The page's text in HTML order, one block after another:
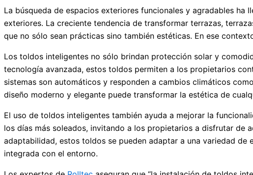
La búsqueda de espacios exteriores funcionales y agradables
exteriores. La creciente tendencia de transformar terrazas,
que no sólo sean prácticas sino también estéticas. En ese
Los toldos inteligentes no sólo brindan protección solar y
tecnología avanzada, estos toldos permiten a los propietarios
sistemas son automáticos y responden a cambios climáticos
diseño moderno y elegante puede transformar la estética de
El uso de toldos inteligentes también ayuda a mejorar la
los días más soleados, invitando a los propietarios a disfrutar de
adaptabilidad, estos toldos se pueden adaptar a una variedad
integrada con el entorno.